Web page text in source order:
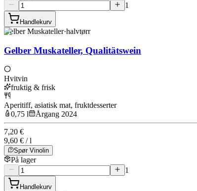
1
Handlekurv
Gelber Muskateller·halvtørr
Gelber Muskateller, Qualitätswein
Hvitvin
fruktig & frisk
Aperitiff, asiatisk mat, fruktdesserter
0,75 l
Årgang 2024
7,20 €
9,60 € / l
Spør Vinolin
På lager
1
Handlekurv